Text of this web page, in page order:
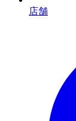
店舗